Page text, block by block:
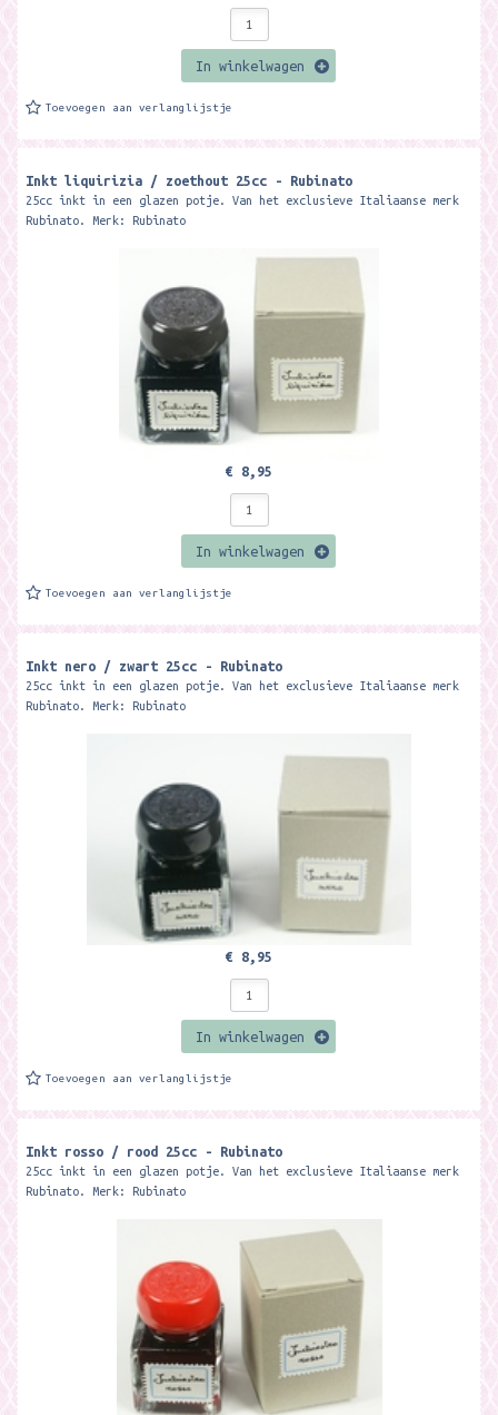
In winkelwagen
Toevoegen aan verlanglijstje
Inkt liquirizia / zoethout 25cc - Rubinato
25cc inkt in een glazen potje. Van het exclusieve Italiaanse merk
Rubinato. Merk: Rubinato
€ 8,95
In winkelwagen
Toevoegen aan verlanglijstje
Inkt nero / zwart 25cc - Rubinato
25cc inkt in een glazen potje. Van het exclusieve Italiaanse merk
Rubinato. Merk: Rubinato
€ 8,95
In winkelwagen
Toevoegen aan verlanglijstje
Inkt rosso / rood 25cc - Rubinato
25cc inkt in een glazen potje. Van het exclusieve Italiaanse merk
Rubinato. Merk: Rubinato